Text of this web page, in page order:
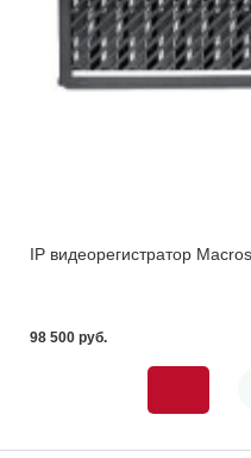
IP видеорегистратор
98 500 pуб.